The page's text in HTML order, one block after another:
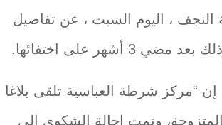
، اليوم السبت ، عن تفاصيل
على اختفائها.
إن “مركز شرطة العباسية تلقى بلاغا
وتمت إحالة الشكوى إلى